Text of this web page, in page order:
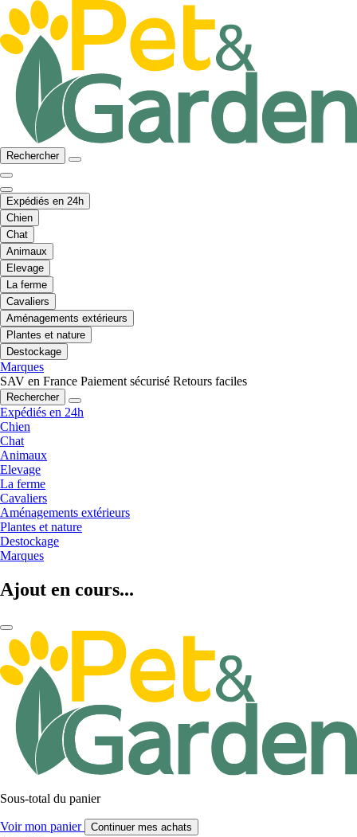
Rechercher
Expédiés en 24h
Chien
Chat
Animaux
Elevage
La ferme
Cavaliers
Aménagements extérieurs
Plantes et nature
Destockage
Marques
SAV en France Paiement sécurisé Retours faciles
Rechercher
Expédiés en 24h
Chien
Chat
Animaux
Elevage
La ferme
Cavaliers
Aménagements extérieurs
Plantes et nature
Destockage
Marques
Ajout en cours...
Sous-total du panier
Voir mon panier Continuer mes achats